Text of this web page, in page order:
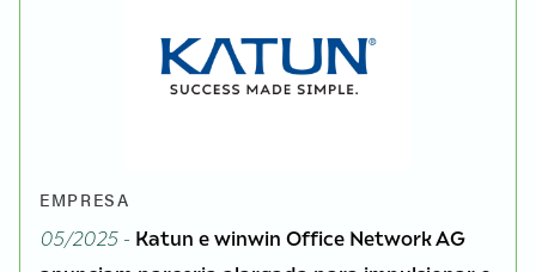
EMPRESA
05/2025 - Katun e winwin Office Network AG